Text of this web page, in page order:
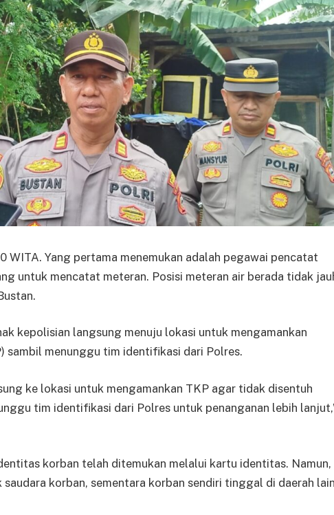
WITA. Yang pertama menemukan adalah pegawai pencatat
untuk mencatat meteran. Posisi meteran air berada tidak
kepolisian langsung menuju lokasi untuk mengamankan
sambil menunggu tim identifikasi dari Polres.
ke lokasi untuk mengamankan TKP agar tidak disentuh
tim identifikasi dari Polres untuk penanganan lebih
korban telah ditemukan melalui kartu identitas. Namun,
korban, sementara korban sendiri tinggal di daerah